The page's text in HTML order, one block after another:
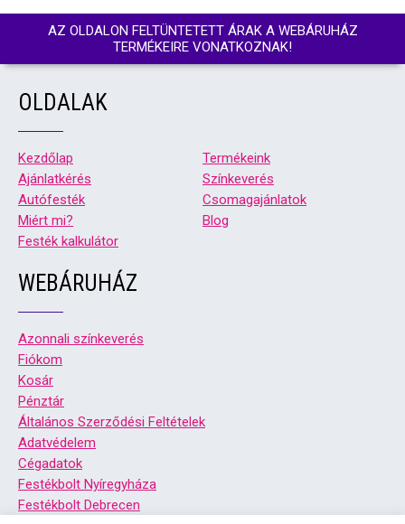
AZ OLDALON FELTÜNTETETT ÁRAK A WEBÁRUHÁZ
TERMÉKEIRE VONATKOZNAK!
OLDALAK
Kezdőlap
Termékeink
Ajánlatkérés
Színkeverés
Autófesték
Csomagajánlatok
Miért mi?
Blog
Festék kalkulátor
WEBÁRUHÁZ
Azonnali színkeverés
Fiókom
Kosár
Pénztár
Általános Szerződési Feltételek
Adatvédelem
Cégadatok
Festékbolt Nyíregyháza
Festékbolt Debrecen